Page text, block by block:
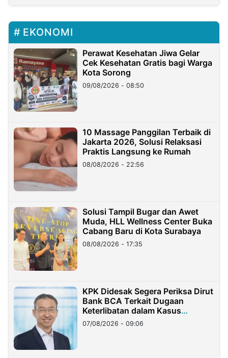
EKONOMI
Perawat Kesehatan Jiwa Gelar
Cek Kesehatan Gratis bagi Warga
Kota Sorong
09/08/2026 - 08:50
10 Massage Panggilan Terbaik di
Jakarta 2026, Solusi Relaksasi
Praktis Langsung ke Rumah
08/08/2026 - 22:56
Solusi Tampil Bugar dan Awet
Muda, HLL Wellness Center Buka
Cabang Baru di Kota Surabaya
08/08/2026 - 17:35
KPK Didesak Segera Periksa Dirut
Bank BCA Terkait Dugaan
Keterlibatan dalam Kasus
Hilangnya Dana Nasabah Rp2,58
Miliar
07/08/2026 - 09:06